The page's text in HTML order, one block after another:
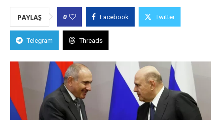
PAYLAŞ 0 Facebook Twitter
Telegram Threads